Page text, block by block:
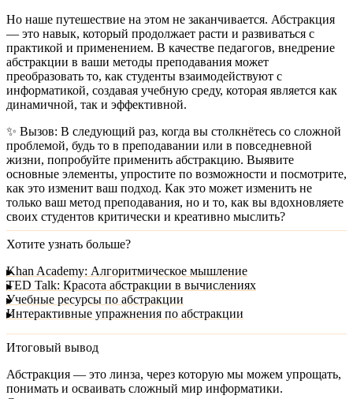
Но наше путешествие на этом не заканчивается. Абстракция
— это навык, который продолжает расти и развиваться с
практикой и применением. В качестве педагогов, внедрение
абстракции в ваши методы преподавания может
преобразовать то, как студенты взаимодействуют с
информатикой, создавая учебную среду, которая является как
динамичной, так и эффективной.
✨ Вызов: В следующий раз, когда вы столкнётесь со сложной
проблемой, будь то в преподавании или в повседневной
жизни, попробуйте применить абстракцию. Выявите
основные элементы, упростите по возможности и посмотрите,
как это изменит ваш подход. Как это может изменить не
только ваш метод преподавания, но и то, как вы вдохновляете
своих студентов критически и креативно мыслить?
Хотите узнать больше?
Khan Academy: Алгоритмическое мышление
TED Talk: Красота абстракции в вычислениях
Учебные ресурсы по абстракции
Интерактивные упражнения по абстракции
Итоговый вывод
Абстракция — это линза, через которую мы можем упрощать,
понимать и осваивать сложный мир информатики.